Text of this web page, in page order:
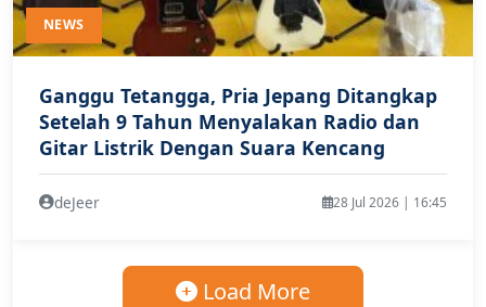
NEWS
Ganggu Tetangga, Pria Jepang Ditangkap
Setelah 9 Tahun Menyalakan Radio dan
Gitar Listrik Dengan Suara Kencang
deJeer 28 Jul 2026 | 16:45
Load More